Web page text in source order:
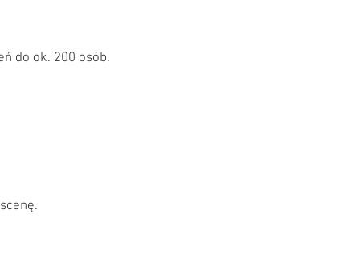
do ok. 200 osób.